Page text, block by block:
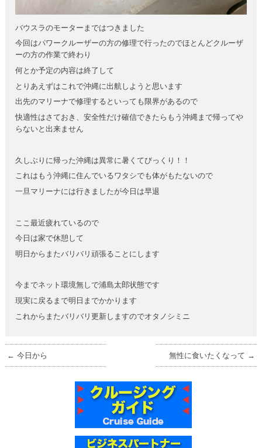
バウスラのモーターまではつきました
今回はパワークルーザーの方の修理で行ったのでほとんどクルーザ
ーの方の作業で終わり
何とか予定の内容は終了して
とりあえずはこれで沖縄に出航しようと思います
出先のマリーナで修理するといっても限界があるので
快適性はさておき、安全性だけ確信できたらもう沖縄まで帰ってや
らないと出来ません
久しぶりに帰った沖縄は異常に暑くてびっくり！！
これはもう沖縄に住んでいるワタシでも体がもたないので
一旦マリーナには行きましたが今日は早退
ここ最近疲れているので
今日は家で休憩して
明日からまたバリバリ頑張ることにします
今までネット環境無しで浦島太郎状態です
現実に戻るまで明日までかかります
これからまたバリバリ更新しますのでオタノシミニ
← 今日から 無性に食いたくなって →